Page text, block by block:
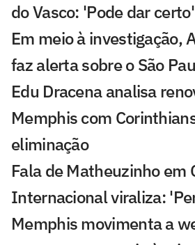
do Vasco: 'Pode dar certo'
Em meio à investigação,
faz alerta sobre o São
Edu Dracena analisa
Memphis com
eliminação
Fala de Matheuzinho em
Internacional viraliza:
Memphis movimenta a